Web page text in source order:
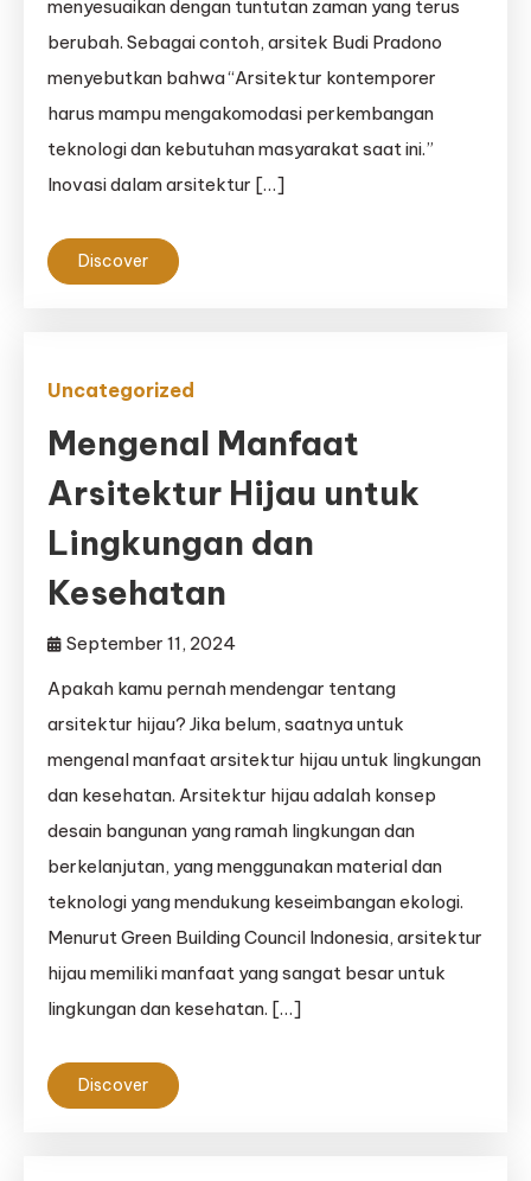
menyesuaikan dengan tuntutan zaman yang terus
berubah. Sebagai contoh, arsitek Budi Pradono
menyebutkan bahwa “Arsitektur kontemporer
harus mampu mengakomodasi perkembangan
teknologi dan kebutuhan masyarakat saat ini.”
Inovasi dalam arsitektur […]
Discover
Uncategorized
Mengenal Manfaat
Arsitektur Hijau untuk
Lingkungan dan
Kesehatan
September 11, 2024
Apakah kamu pernah mendengar tentang
arsitektur hijau? Jika belum, saatnya untuk
mengenal manfaat arsitektur hijau untuk lingkungan
dan kesehatan. Arsitektur hijau adalah konsep
desain bangunan yang ramah lingkungan dan
berkelanjutan, yang menggunakan material dan
teknologi yang mendukung keseimbangan ekologi.
Menurut Green Building Council Indonesia, arsitektur
hijau memiliki manfaat yang sangat besar untuk
lingkungan dan kesehatan. […]
Discover